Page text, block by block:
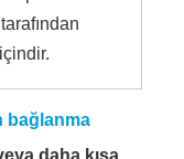
bağlanma
daha kısa